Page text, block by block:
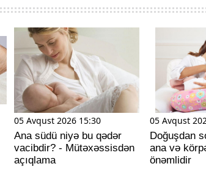
05 Avqust 2026 15:30
Ana südü niyə bu qədər
vacibdir? - Mütəxəssisdən
açıqlama
05 Avqust
Doğuşdan
ana və
önəmlidir